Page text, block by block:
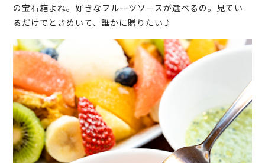
の宝石箱よね。好きなフルーツソースが選べるの。見てい
るだけでときめいて、誰かに贈りたい♪